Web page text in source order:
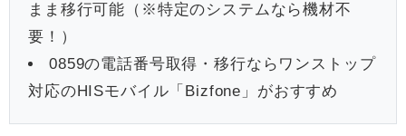
まま移行可能（※特定のシステムなら機材不
要！）
0859の電話番号取得・移行ならワンストップ
対応のHISモバイル「Bizfone」がおすすめ